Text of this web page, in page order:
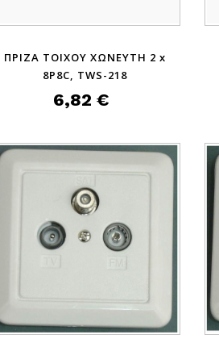
ΠΡΙΖΑ ΤΟΙΧΟΥ ΧΩΝΕΥΤΗ 2 x
8P8C, TWS-218
6,82 €